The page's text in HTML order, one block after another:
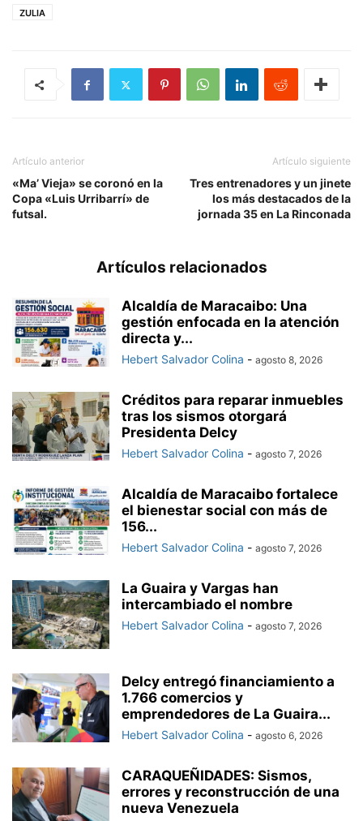
ZULIA
Artículo anterior
«Ma’ Vieja» se coronó en la
Copa «Luis Urribarrí» de
futsal.
Artículo siguiente
Tres entrenadores y un jinete
los más destacados de la
jornada 35 en La Rinconada
Artículos relacionados
Alcaldía de Maracaibo: Una
gestión enfocada en la atención
directa y...
Hebert Salvador Colina - agosto 8, 2026
Créditos para reparar inmuebles
tras los sismos otorgará
Presidenta Delcy
Hebert Salvador Colina - agosto 7, 2026
Alcaldía de Maracaibo fortalece
el bienestar social con más de
156...
Hebert Salvador Colina - agosto 7, 2026
La Guaira y Vargas han
intercambiado el nombre
Hebert Salvador Colina - agosto 7, 2026
Delcy entregó financiamiento a
1.766 comercios y
emprendedores de La Guaira...
Hebert Salvador Colina - agosto 6, 2026
CARAQUEÑIDADES: Sismos,
errores y reconstrucción de una
nueva Venezuela